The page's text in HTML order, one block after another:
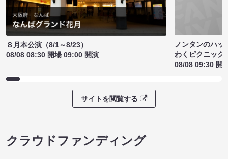
８月本公演（8/1～8/23）
08/08 08:30 開場 09:00 開演
ノンタンのハッ
わくピクニック
08/08 09:30 開
サイトを閲覧する
クラウドファンディング